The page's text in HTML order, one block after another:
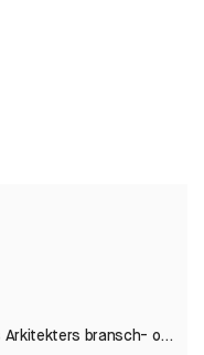
bransch- och medlemstidning.